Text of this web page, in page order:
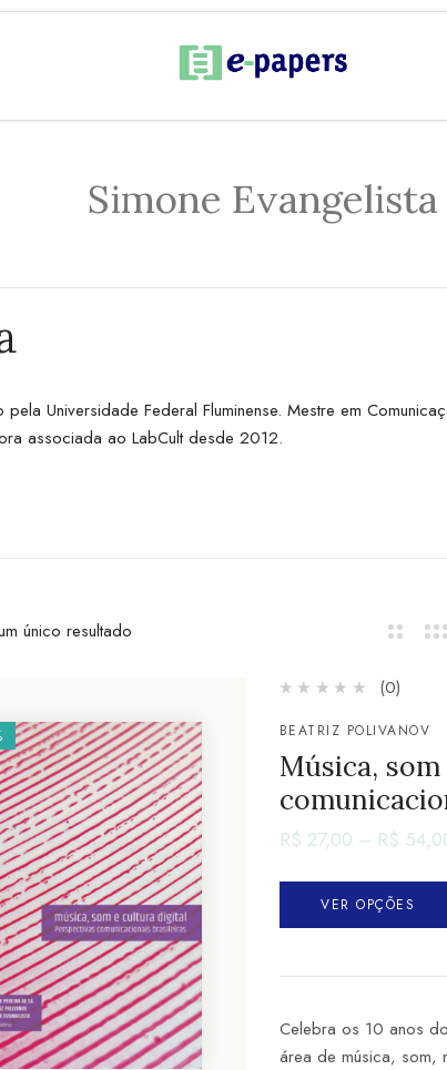
Simone Evangelista
Universidade Federal Fluminense. Mestre em
associada ao LabCult desde 2012.
único resultado
(0)
BEATRIZ POLIVANOV
Música,
R$ 27,00 – R$
VER OPÇÕES
Celebra os 10 anos
área de música, som,